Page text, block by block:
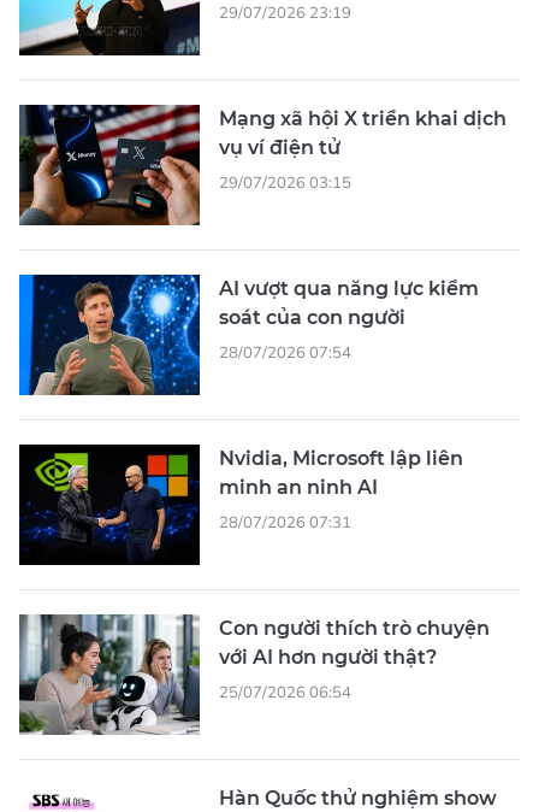
29/07/2026 23:19
Mạng xã hội X triển khai dịch
vụ ví điện tử
29/07/2026 03:15
AI vượt qua năng lực kiểm
soát của con người
28/07/2026 07:54
Nvidia, Microsoft lập liên
minh an ninh AI
28/07/2026 07:31
Con người thích trò chuyện
với AI hơn người thật?
25/07/2026 06:54
Hàn Quốc thử nghiệm show